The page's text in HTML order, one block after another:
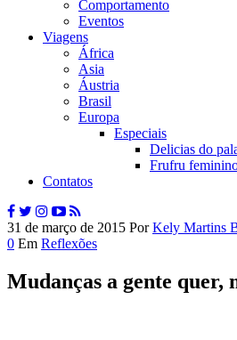
Comportamento
Eventos
Viagens
África
Asia
Áustria
Brasil
Europa
Especiais
Delicias do
Frufru
Contatos
31 de março de 2015 Por Kely Martins
0 Em Reflexões
Mudanças a gente quer,